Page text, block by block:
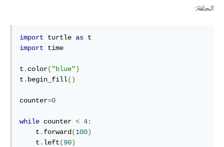
الحلقة:
import turtle as
import time
t . color( "blue")
t . begin_fill()
counter=0
while counter < 4:
    t
. forward (100)
    t
. left(90)